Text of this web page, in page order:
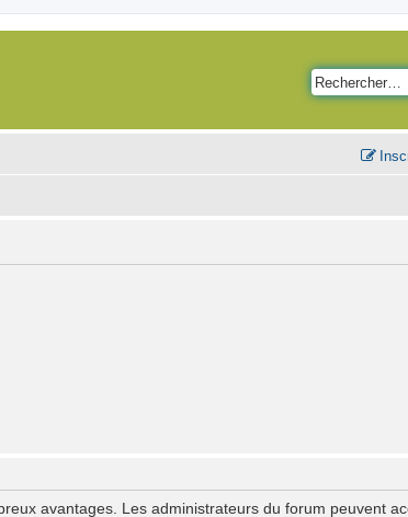
avantages. Les administrateurs du forum peuvent